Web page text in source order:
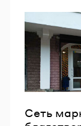
Сеть
Email